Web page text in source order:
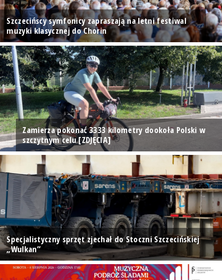
Szczecińscy symfonicy zapraszają na letni festiwal
muzyki klasycznej do Chorin
Zamierza pokonać 3333 kilometry dookoła Polski w
szczytnym celu [ZDJĘCIA]
Specjalistyczny sprzęt zjechał do Stoczni Szczecińskiej
„Wulkan”